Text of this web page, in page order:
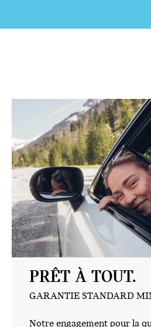
PRÊT À TOUT.
GARANTIE STANDARD
Notre engagement pour la